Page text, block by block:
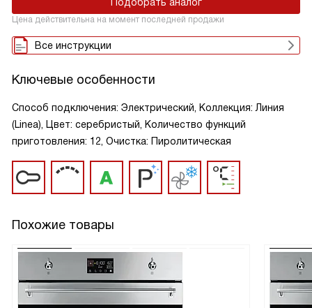
Цена действительна на момент последней продажи
Все инструкции
Ключевые особенности
Способ подключения: Электрический, Коллекция: Линия
(Linea), Цвет: серебристый, Количество функций
приготовления: 12, Очистка: Пиролитическая
Похожие товары